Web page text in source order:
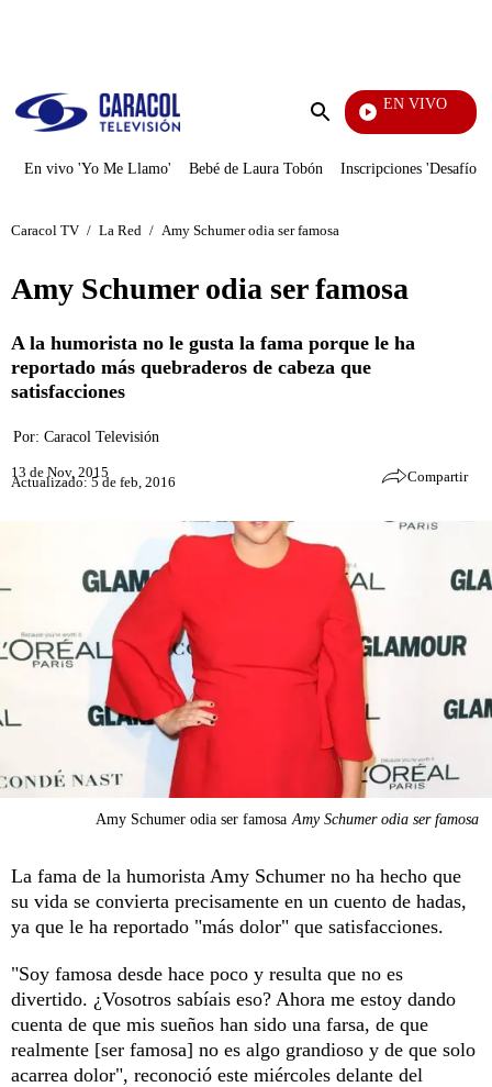
Enviar
EN VIVO
Santa Misa
En vivo 'Yo Me Llamo' Bebé de Laura Tobón Inscripciones 'Desafío'
Caracol TV / La Red / Amy Schumer odia ser famosa
Amy Schumer odia ser famosa
A la humorista no le gusta la fama porque le ha
reportado más quebraderos de cabeza que
satisfacciones
Por: Caracol Televisión
13 de Nov, 2015
Actualizado: 5 de feb, 2016 Compartir
Amy Schumer odia ser famosa Amy Schumer odia ser famosa
La fama de la humorista Amy Schumer no ha hecho que
su vida se convierta precisamente en un cuento de hadas,
ya que le ha reportado "más dolor" que satisfacciones.
"Soy famosa desde hace poco y resulta que no es
divertido. ¿Vosotros sabíais eso? Ahora me estoy dando
cuenta de que mis sueños han sido una farsa, de que
realmente [ser famosa] no es algo grandioso y de que solo
acarrea dolor", reconoció este miércoles delante del